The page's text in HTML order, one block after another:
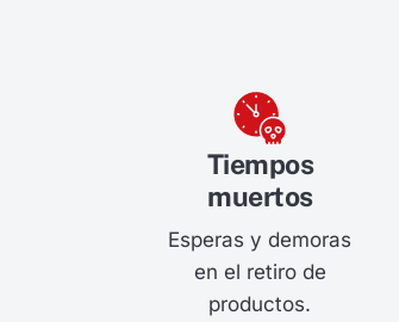
Tiempos
muertos
Esperas y demoras
en el retiro de
productos.